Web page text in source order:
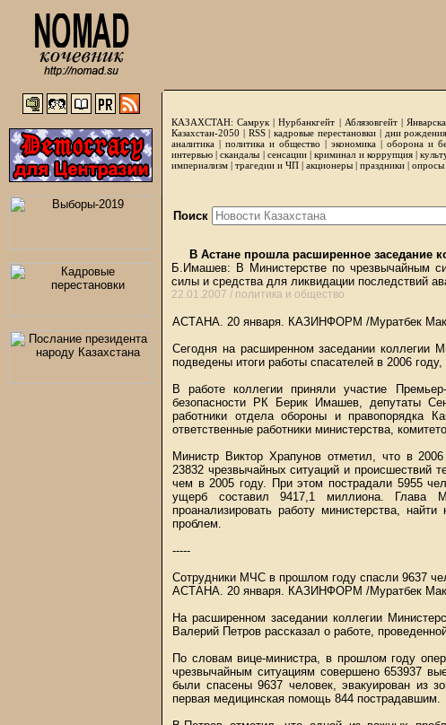
КАЗАХСТАН: Самрук |Нурбанкгейт | Аблязовгейт|
Казахстан-2050 | RSS|кадровые перестановки| дни рождения
аналитика | политика и общество | экономика | оборона и
интервью |скандалы | сенсации|криминал и коррупция|
империализм | трагедии и ЧП | акционеры | праздники | опросы
Поиск
В Астане прошла расширенное заседание
Б.Имашев: В Министерстве по чрезвычайным
силы и средства для ликвидации последствий
22.01.2007 / политика и общество
АСТАНА. 20 января. КАЗИНФОРМ /Муратбек
Сегодня на расширенном заседании коллегии
подведены итоги работы спасателей в 2006
В работе коллегии приняли участие
безопасности РК Берик Имашев, депутаты
работники отдела обороны и правопорядка
ответственные работники министерства,
Министр Виктор Храпунов отметил, что в 2006
23832 чрезвычайных ситуаций и происшествий
чем в 2005 году. При этом пострадали 5955
ущерб составил 9417,1 миллиона. Глава
проанализировать работу министерства,
проблем.
-----
Сотрудники МЧС в прошлом году спасли 9637
АСТАНА. 20 января. КАЗИНФОРМ /Муратбек
На расширенном заседании коллегии
Валерий Петров рассказал о работе,
По словам вице-министра, в прошлом году
чрезвычайным ситуациям совершено 653937
были спасены 9637 человек, эвакуирован из
первая медицинская помощь 844 пострадавшим.